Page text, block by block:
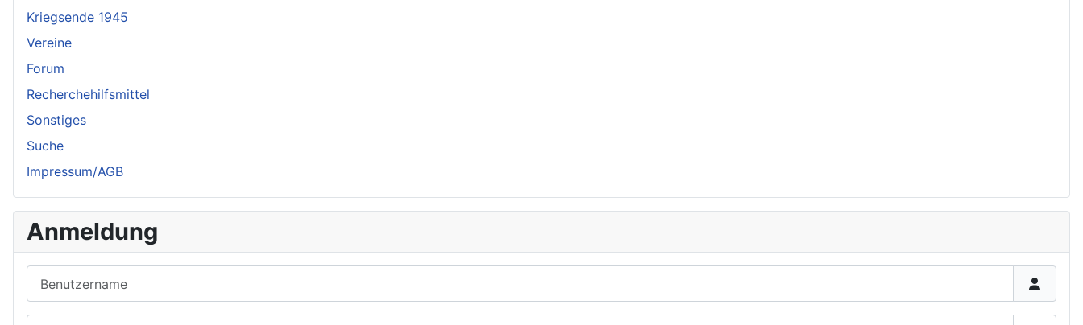
Kriegsende 1945
Vereine
Forum
Recherchehilfsmittel
Sonstiges
Suche
Impressum/AGB
Anmeldung